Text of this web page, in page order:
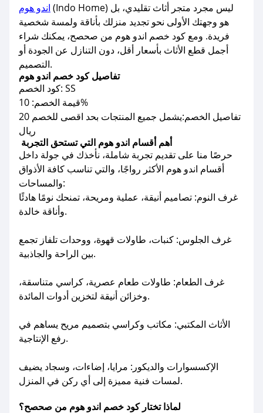
اندو هوم (Indo Home) ليس مجرد متجر أثاث تقليدي، بل
هو وجهتك الأولى نحو تجديد منزلك بأناقة ولمسة شخصية
فريدة. ومع كود خصم اندو هوم من صحصح، يمكنك شراء
أجمل قطع الأثاث بأسعار أقل، دون التنازل عن الجودة أو
التصميم.
تفاصيل كود خصم اندو هوم
كود الخصم: SS
قيمة الخصم: 10%
تفاصيل الخصم:يشمل جميع المنتجات بحد اقصى للخصم 20
ريال
أهم أقسام اندو هوم التي تستحق التجربة
حرصًا منا على تقديم تجربة شاملة، نأخذك في جولة داخل
أقسام اندو هوم الأكثر رواجًا، والتي تناسب كافة الأذواق
والمساحات:
غرف النوم: تصاميم أنيقة، عملية ومريحة، تمنحك نومًا هادئًا
وأناقة خالدة.
غرف الجلوس: كنبات، طاولات قهوة، ووحدات تلفاز تجمع
بين الراحة والجاذبية.
غرف الطعام: طاولات طعام عصرية، كراسي متناسقة،
وخزائن أنيقة لتخزين أدوات المائدة.
الأثاث المكتبي: مكاتب وكراسي بتصميم مريح يساهم في
رفع الإنتاجية.
الإكسسوارات والديكور: مرايا، إضاءات، وسجاد يضيف
لمسات فنية مميزة إلى أي ركن في المنزل.
لماذا تختار كود خصم اندو هوم من صحصح؟